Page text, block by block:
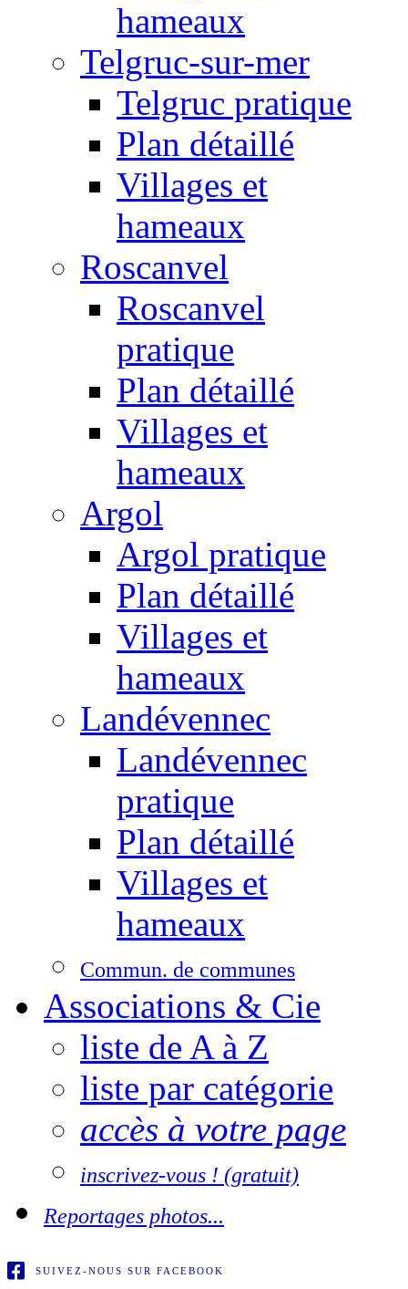
hameaux
Telgruc-sur-mer
Telgruc pratique
Plan détaillé
Villages et
hameaux
Roscanvel
Roscanvel
pratique
Plan détaillé
Villages et
hameaux
Argol
Argol pratique
Plan détaillé
Villages et
hameaux
Landévennec
Landévennec
pratique
Plan détaillé
Villages et
hameaux
Commun. de communes
Associations & Cie
liste de A à Z
liste par catégorie
accès à votre page
inscrivez-vous ! (gratuit)
Reportages photos...
SUIVEZ-NOUS SUR FACEBOOK